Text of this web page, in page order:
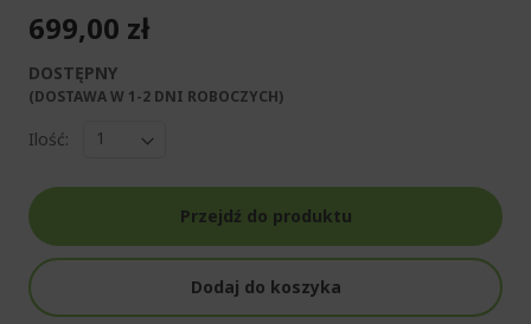
699,00 zł
DOSTĘPNY
(DOSTAWA W 1-2 DNI ROBOCZYCH)​
Ilość:
Przejdź do produktu
Dodaj do koszyka